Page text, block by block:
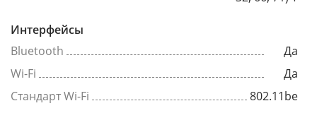
Интерфейсы
Bluetooth
Да
Wi-Fi
Да
Стандарт Wi-Fi
802.11be